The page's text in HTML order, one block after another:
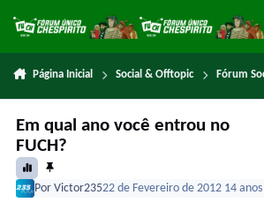
Página Inicial Social & Offtopic Fórum
Em qual ano você entrou no
FUCH?
PorVictor23522 de Fevereiro de 2012 14